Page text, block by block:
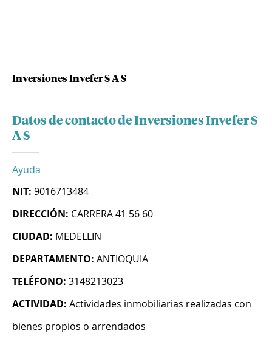
Inversiones Invefer S A S
Datos de contacto de Inversiones Invefer S
A S
Ayuda
NIT: 9016713484
DIRECCIÓN: CARRERA 41 56 60
CIUDAD: MEDELLIN
DEPARTAMENTO: ANTIOQUIA
TELÉFONO: 3148213023
ACTIVIDAD: Actividades inmobiliarias realizadas con
bienes propios o arrendados